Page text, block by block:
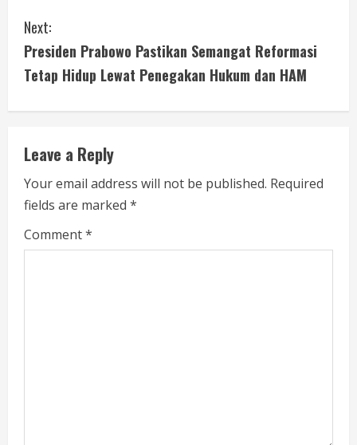
n
t
i
n
u
e
R
e
Next:
Presiden Prabowo Pastikan Semangat Reformasi
Tetap Hidup Lewat Penegakan Hukum dan HAM
Leave a Reply
Your email address will not be published. Required
fields are marked *
Comment*